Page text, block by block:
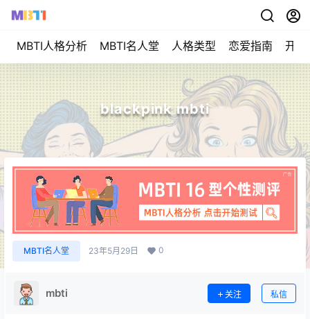
MBTI人格分析 MBTI名人堂 人格类型 恋爱指南 开始
blackpink mbti
MBTI名人堂 23年5月29日 0
mbti 关注 私信